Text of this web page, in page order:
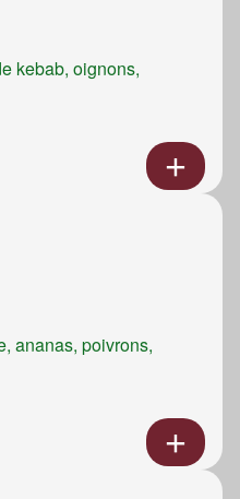
kebab, oignons,
ananas, poivrons,